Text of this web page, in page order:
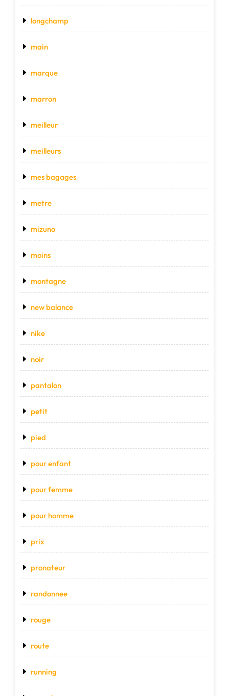
longchamp
main
marque
marron
meilleur
meilleurs
mes bagages
metre
mizuno
moins
montagne
new balance
nike
noir
pantalon
petit
pied
pour enfant
pour femme
pour homme
prix
pronateur
randonnee
rouge
route
running